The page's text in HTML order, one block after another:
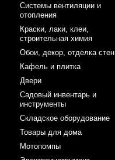
Системы вентиляции и
отопления
Краски, лаки, клеи,
строительная химия
Обои, декор, отделка стен
Кафель и плитка
Двери
Садовый инвентарь и
инструменты
Складское оборудование
Товары для дома
Мотопомпы